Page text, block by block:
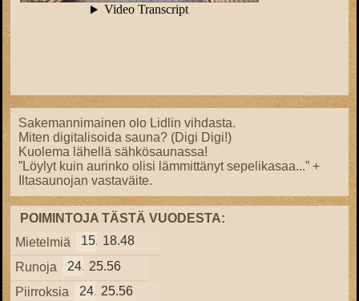
Sakemannimainen olo Lidlin vihdasta.
Miten digitalisoida sauna? (Digi Digi!)
Kuolema lähellä sähkösaunassa!
”Löylyt kuin aurinko olisi lämmittänyt sepelikasaa...” +
Iltasaunojan vastaväite.
POIMINTOJA TÄSTÄ VUODESTA:
Mietelmiä
15.5718.48
Runoja
24.3825.56
Piirroksia
24.3825.56